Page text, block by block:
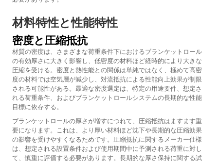
材料特性と性能特性
密度と圧縮抵抗
材質の密度は、さまざまな荷重条件下におけるブランケットロール
の有効厚さに大きく影響し、低密度の材料ほど経時的により大きな
圧縮を受ける。密度と熱性能との関係は単純ではなく、極めて高密
度の材料では空気層が減少し、対流抵抗による性能向上効果が制限
される可能性がある。最適な密度選定は、特定の用途要件、想定さ
れる荷重条件、およびブランケットロールシステムの長期的な性能
目標に依存する。
ブランケットロールの厚さが増すにつれて、圧縮抵抗はますます重
要になります。これは、より厚い材料ほど沈下や長期的な圧縮効果
の影響を受けやすくなるためです。圧縮抵抗に関するメーカー仕様
は、想定される設置条件および使用期間中に予測される荷重に対し
て、慎重に評価する必要があります。長期的な厚さ保持に関する試